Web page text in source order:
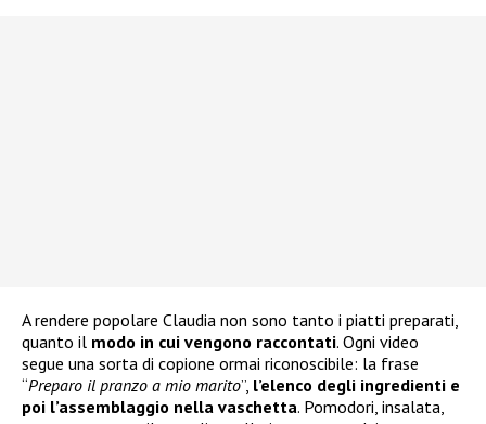
A rendere popolare Claudia non sono tanto i piatti preparati,
quanto il modo in cui vengono raccontati. Ogni video
segue una sorta di copione ormai riconoscibile: la frase
“Preparo il pranzo a mio marito”, l’elenco degli ingredienti e
poi l’assemblaggio nella vaschetta. Pomodori, insalata,